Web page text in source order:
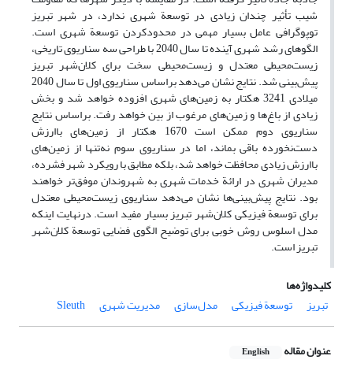
شیب تأثیر چندان زیادی در توسعة شهری ندارد، در شهر تبریز
توپوگرافی عامل بسیار مهمی در محدودکردن توسعة شهری است.
الگوهای رشد شهری آینده تا سال 2040 با طراحی سه سناریوی تاریخی،
زیست‌محیطی معتدل و زیست‌محیطی سخت برای کلان‌شهر تبریز
پیش‌بینی شد. نتایج نشان می‌دهد براساس سناریوی اول تا سال 2040
میلادی 3241 هکتار به زمین‌های شهری افزوده خواهد شد و بخش
زیادی از باغ‌ها و زمین‌های مرغوب از بین خواهد رفت. براساس نتایج
سناریوی دوم ممکن است 1670 هکتار از زمین‌های باارزش
دست‌نخورده باقی بماند، اما در سناریوی سوم نه‌تنها از زمین‌های
باارزش زیادی محافظت خواهد شد، بلکه مطابق با رویکرد شهر فشرده،
مدیران شهری در ارائة خدمات شهری به شهروندان موفق‌تر خواهند
بود. نتایج پیش‌بینی‌ها نشان می‌دهد سناریوی زیست‌محیطی معتدل
برای توسعة فیزیکی کلان‌شهر تبریز بسیار مفید است. درنهایت اینکه
مدل اسلوس روش خوبی برای توضیح الگوی فضایی توسعة کلان‌شهر
تبریز است.
کلیدواژه‌ها
تبریز
توسعة فیزیکی مدل‌سازی مدیریت شهری Sleuth
عنوان مقاله English